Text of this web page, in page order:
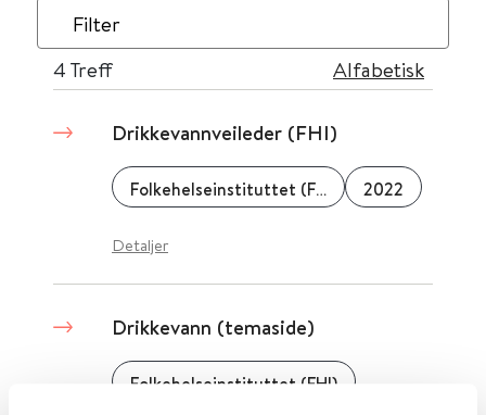
Filter
4 Treff Alfabetisk
Drikkevannveileder (FHI)
Folkehelseinstituttet (FHI) 2022
Detaljer
Drikkevann (temaside)
Folkehelseinstituttet (FHI)